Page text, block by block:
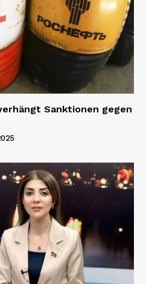
NOWSanktionen gegen